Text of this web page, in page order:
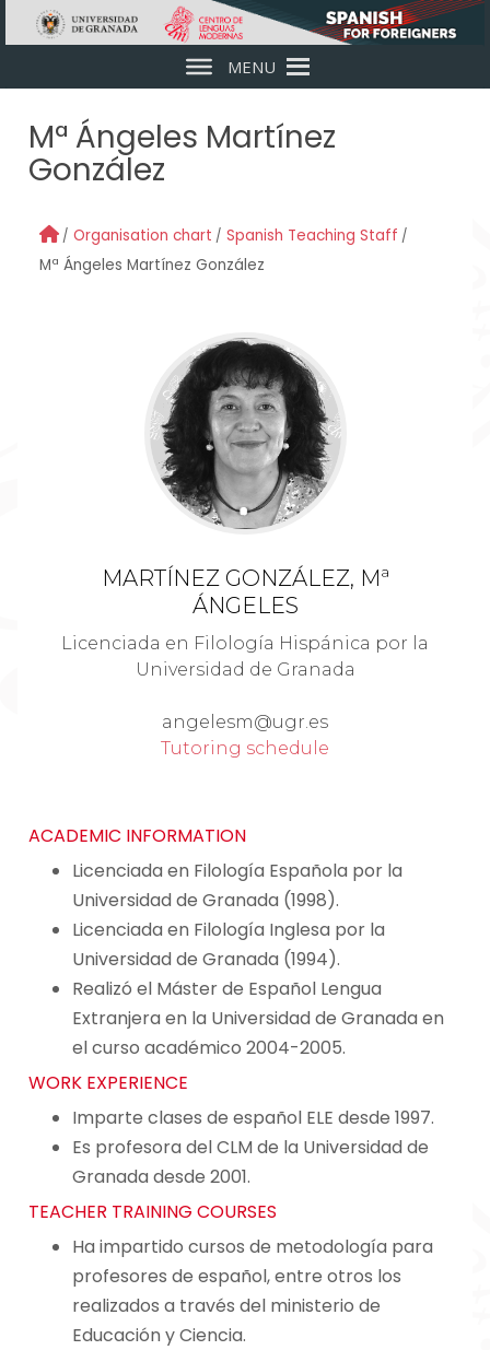
Skip to main content
MENU
Mª Ángeles Martínez
González
Organisation chart
Spanish Teaching Staff
Mª Ángeles Martínez González
MARTÍNEZ GONZÁLEZ, Mª
ÁNGELES
Licenciada en Filología Hispánica por la
Universidad de Granada
angelesm@ugr.es
Tutoring schedule
ACADEMIC INFORMATION
Licenciada en Filología Española por la
Universidad de Granada (1998).
Licenciada en Filología Inglesa por la
Universidad de Granada (1994).
Realizó el Máster de Español Lengua
Extranjera en la Universidad de Granada en
el curso académico 2004-2005.
WORK EXPERIENCE
Imparte clases de español ELE desde 1997.
Es profesora del CLM de la Universidad de
Granada desde 2001.
TEACHER TRAINING COURSES
Ha impartido cursos de metodología para
profesores de español, entre otros los
realizados a través del ministerio de
Educación y Ciencia.